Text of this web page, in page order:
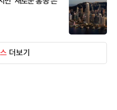
더보기